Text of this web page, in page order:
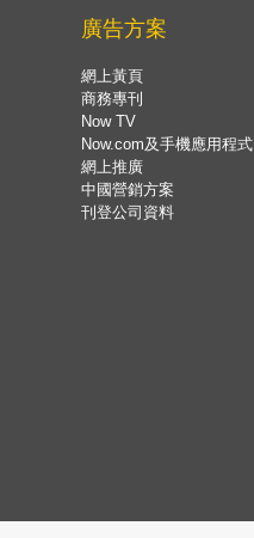
廣告方案
網上黃頁
商務專刊
Now TV
Now.com及手機應用程式
網上推廣
中國營銷方案
刊登公司資料